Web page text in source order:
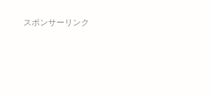
スポンサーリンク